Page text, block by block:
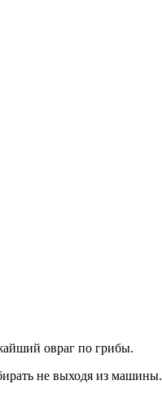
овраг по грибы.
не выходя из машины.